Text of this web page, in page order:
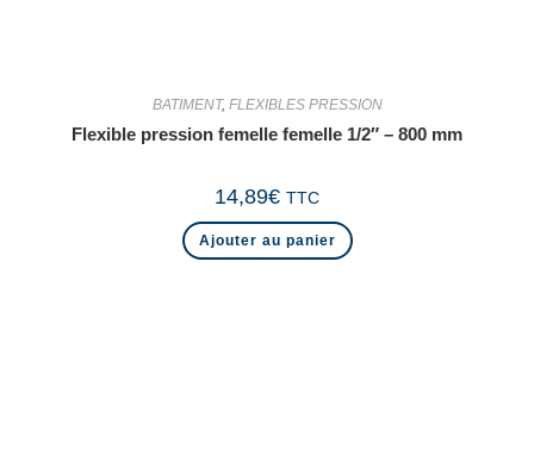
BATIMENT, FLEXIBLES PRESSION
Flexible pression femelle femelle 1/2″ – 800 mm
14,89€ TTC
Ajouter au panier